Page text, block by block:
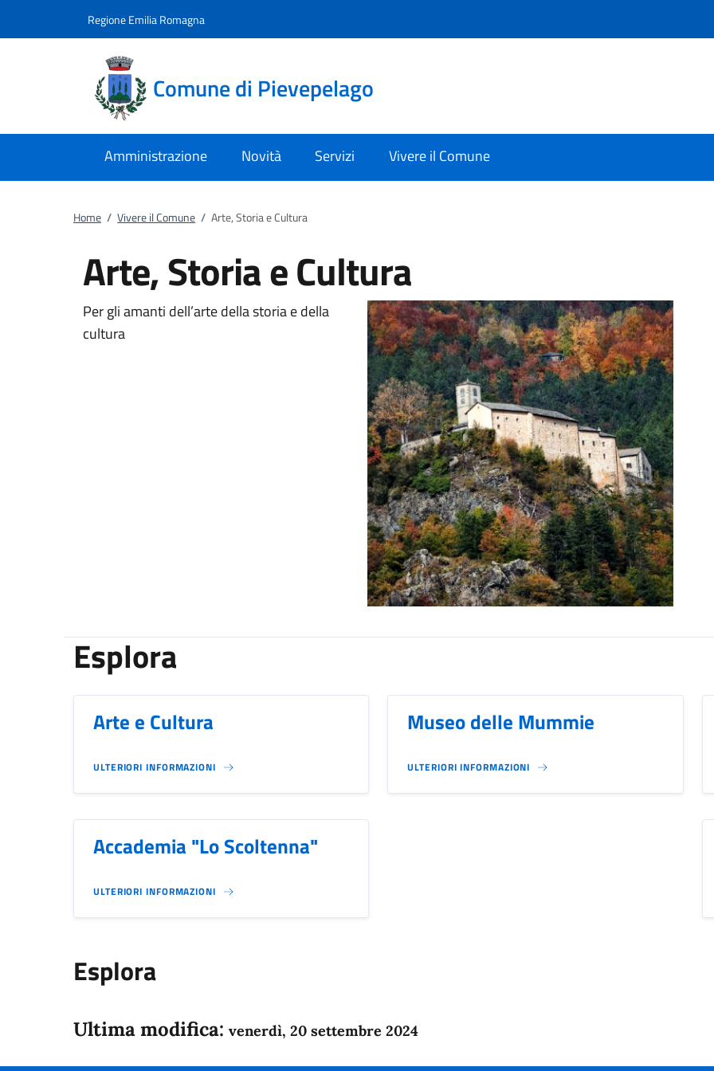
Regione Emilia Romagna
Comune di Pievepelago
Amministrazione Novità Servizi Vivere il Comune
Home / Vivere il Comune / Arte, Storia e Cultura
Arte, Storia e Cultura
Per gli amanti dell’arte della storia e della
cultura
Esplora
Arte e Cultura
ULTERIORI INFORMAZIONI
Museo delle Mummie
ULTERIORI INFORMAZIONI
Accademia "Lo Scoltenna"
ULTERIORI INFORMAZIONI
Esplora
Ultima modifica: venerdì, 20 settembre 2024